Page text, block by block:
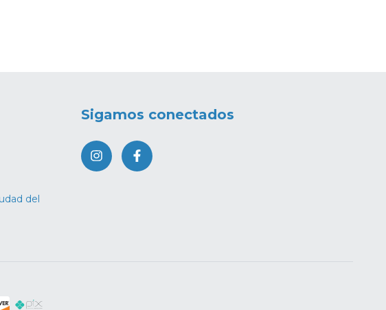
del
Sigamos conectados